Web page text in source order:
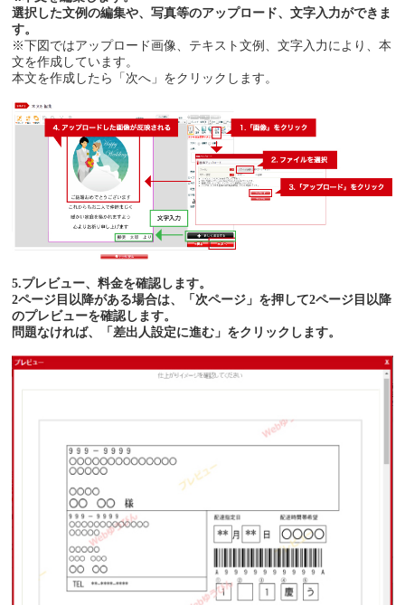
選択した文例の編集や、写真等のアップロード、文字入力ができま
す。
※下図ではアップロード画像、テキスト文例、文字入力により、本
文を作成しています。
本文を作成したら「次へ」をクリックします。
5.プレビュー、料金を確認します。
2ページ目以降がある場合は、「次ページ」を押して2ページ目以降
のプレビューを確認します。
問題なければ、「差出人設定に進む」をクリックします。